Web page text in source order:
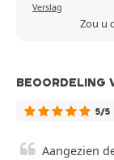
Verslag
Zou u
BEOORDELING
5/5
Aangezien